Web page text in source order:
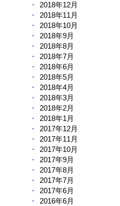
2018年12月
2018年11月
2018年10月
2018年9月
2018年8月
2018年7月
2018年6月
2018年5月
2018年4月
2018年3月
2018年2月
2018年1月
2017年12月
2017年11月
2017年10月
2017年9月
2017年8月
2017年7月
2017年6月
2016年6月